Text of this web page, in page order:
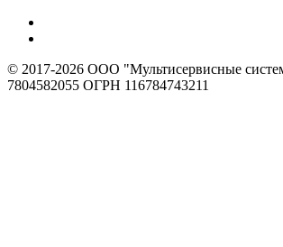
© 2017-2026 ООО "Мультисервисные
7804582055 ОГРН 116784743211